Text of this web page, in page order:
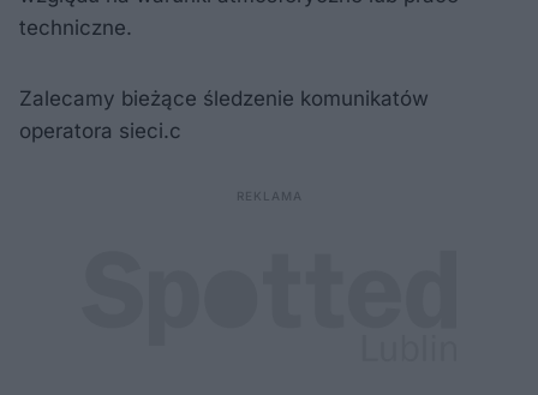
techniczne.
Zalecamy bieżące śledzenie komunikatów
operatora sieci.c